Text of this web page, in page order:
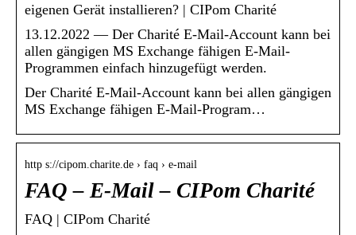
eigenen Gerät installieren? | CIPom Charité
13.12.2022 — Der Charité E-Mail-Account kann bei
allen gängigen MS Exchange fähigen E-Mail-
Programmen einfach hinzugefügt werden.
Der Charité E-Mail-Account kann bei allen gängigen
MS Exchange fähigen E-Mail-Program…
http s://cipom.charite.de › faq › e-mail
FAQ – E-Mail – CIPom Charité
FAQ | CIPom Charité